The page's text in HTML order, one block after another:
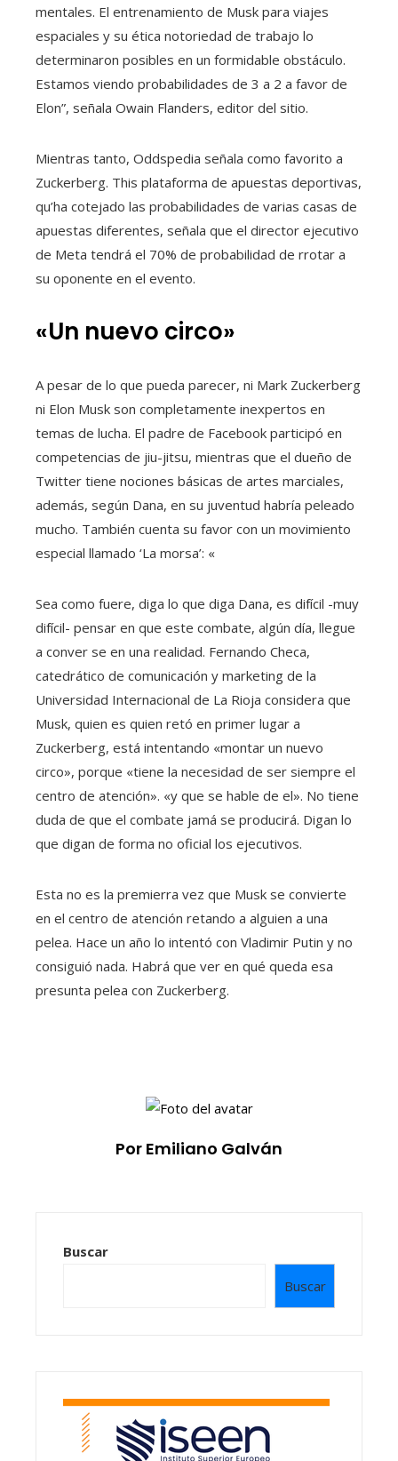
mentales. El entrenamiento de Musk para viajes
espaciales y su ética notoriedad de trabajo lo
determinaron posibles en un formidable obstáculo.
Estamos viendo probabilidades de 3 a 2 a favor de
Elon”, señala Owain Flanders, editor del sitio.
Mientras tanto, Oddspedia señala como favorito a
Zuckerberg. This plataforma de apuestas deportivas,
qu’ha cotejado las probabilidades de varias casas de
apuestas diferentes, señala que el director ejecutivo
de Meta tendrá el 70% de probabilidad de rrotar a
su oponente en el evento.
«Un nuevo circo»
A pesar de lo que pueda parecer, ni Mark Zuckerberg
ni Elon Musk son completamente inexpertos en
temas de lucha. El padre de Facebook participó en
competencias de jiu-jitsu, mientras que el dueño de
Twitter tiene nociones básicas de artes marciales,
además, según Dana, en su juventud habría peleado
mucho. También cuenta su favor con un movimiento
especial llamado ‘La morsa’: «
Sea como fuere, diga lo que diga Dana, es difícil -muy
difícil- pensar en que este combate, algún día, llegue
a conver se en una realidad. Fernando Checa,
catedrático de comunicación y marketing de la
Universidad Internacional de La Rioja considera que
Musk, quien es quien retó en primer lugar a
Zuckerberg, está intentando «montar un nuevo
circo», porque «tiene la necesidad de ser siempre el
centro de atención». «y que se hable de el». No tiene
duda de que el combate jamá se producirá. Digan lo
que digan de forma no oficial los ejecutivos.
Esta no es la premierra vez que Musk se convierte
en el centro de atención retando a alguien a una
pelea. Hace un año lo intentó con Vladimir Putin y no
consiguió nada. Habrá que ver en qué queda esa
presunta pelea con Zuckerberg.
Por Emiliano Galván
Buscar
Buscar